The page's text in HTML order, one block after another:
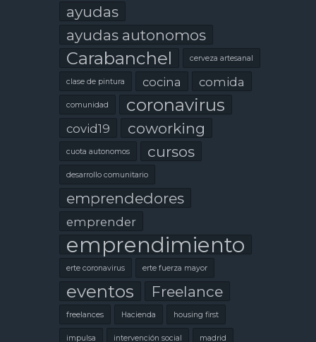
ayudas
ayudas autonomos
Carabanchel cerveza artesanal
clase de pintura cocina comida
comunidad coronavirus
covid19 coworking
cuota autonomos cursos
desarrollo comunitario
emprendedores
emprender
emprendimiento
erte coronavirus erte fuerza mayor
eventos Freelance
freelances Hacienda housing first
impulsa intervención social madrid